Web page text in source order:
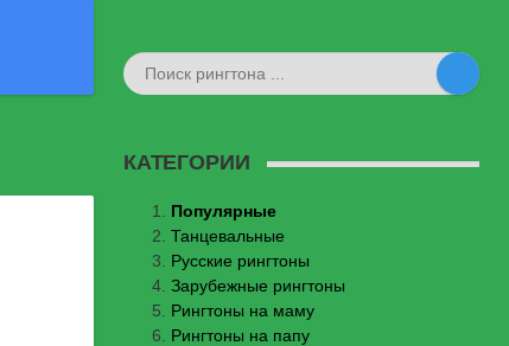
КАТЕГОРИИ
Популярные
Танцевальные
Русские рингтоны
Зарубежные рингтоны
Рингтоны на маму
Рингтоны на папу